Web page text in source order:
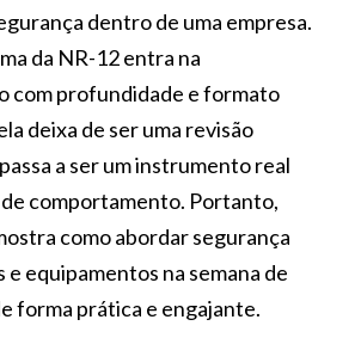
dentro de uma empresa.
da NR-12 entra na
com profundidade e formato
deixa de ser uma revisão
a ser um instrumento real
comportamento. Portanto,
como abordar segurança
e equipamentos na semana de
forma prática e engajante.